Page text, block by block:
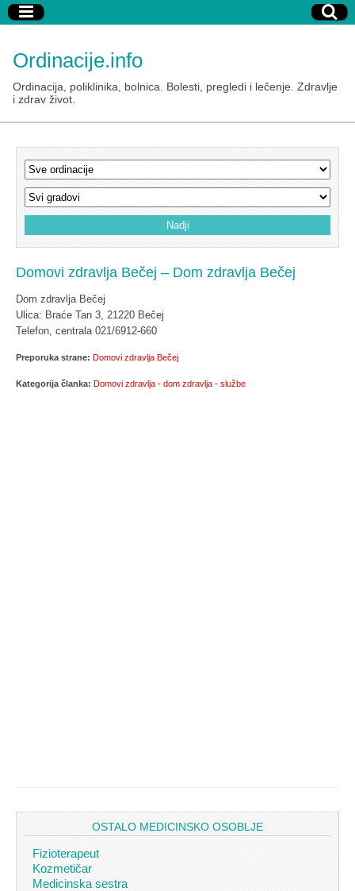
Ordinacije.info
Ordinacija, poliklinika, bolnica. Bolesti, pregledi i lečenje. Zdravlje
i zdrav život.
Domovi zdravlja Bečej – Dom zdravlja Bečej
Dom zdravlja Bečej
Ulica: Braće Tan 3, 21220 Bečej
Telefon, centrala 021/6912-660
Preporuka strane: Domovi zdravlja Bečej
Kategorija članka: Domovi zdravlja - dom zdravlja - službe
OSTALO MEDICINSKO OSOBLJE
Fizioterapeut
Kozmetičar
Medicinska sestra